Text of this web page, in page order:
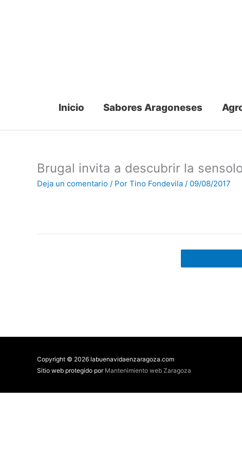
Inicio Sabores Aragoneses
Brugal invita a descubrir la
Deja un comentario / Por Tino Fondevila / 09/08/2017
Copyright © 2026 labuenavidaenzaragoza.com
Sitio web protegido por Mantenimiento web Zaragoza